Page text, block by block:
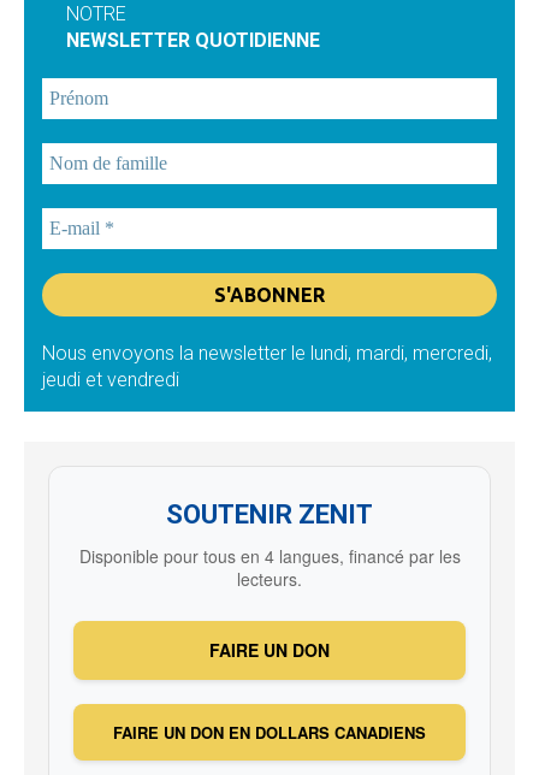
NOTRE
NEWSLETTER QUOTIDIENNE
Nous envoyons la newsletter le lundi, mardi, mercredi,
jeudi et vendredi
SOUTENIR ZENIT
Disponible pour tous en 4 langues, financé par les
lecteurs.
FAIRE UN DON
FAIRE UN DON EN DOLLARS CANADIENS